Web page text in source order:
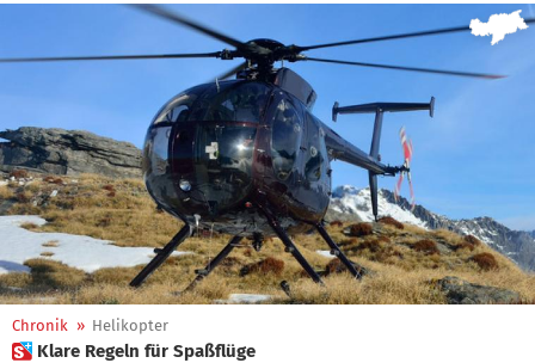
Chronik » Helikopter
 Klare Regeln für Spaßflüge